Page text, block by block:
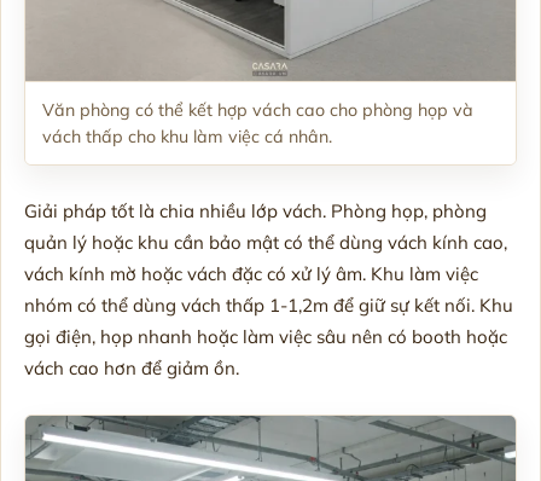
Văn phòng có thể kết hợp vách cao cho phòng họp và
vách thấp cho khu làm việc cá nhân.
Giải pháp tốt là chia nhiều lớp vách. Phòng họp, phòng
quản lý hoặc khu cần bảo mật có thể dùng vách kính cao,
vách kính mờ hoặc vách đặc có xử lý âm. Khu làm việc
nhóm có thể dùng vách thấp 1-1,2m để giữ sự kết nối. Khu
gọi điện, họp nhanh hoặc làm việc sâu nên có booth hoặc
vách cao hơn để giảm ồn.